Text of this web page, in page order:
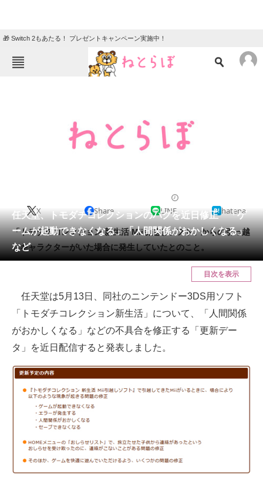
🎁 Switch 2もあたる！ プレゼントキャンペーン実施中！
クイズ
地域
会員記事
メディア
注目記事を集めた総合ページ
スマホと通信の最新トレンド
好きが集まる 比べて選べる
ビジネスと働き方のヒント
AI活用のいまが分かる
企業ITのトレンドを詳説
経営リーダーのコミュニティ
任天堂、トモダチコレクションのバグを近日修正 「ゲ
ームが起動できなくなる」「人間関係がおかしくなる」
など
X Share LINE hatena
「トモダチコレクション 新生活 Mii引越しソフト」からの引っ越
しキャラクターがいた場合に発生していたとのこと。
目次を表示
任天堂は5月13日、同社のニンテンドー3DS用ソフト
「トモダチコレクション新生活」について、「人間関係
がおかしくなる」などの不具合を修正する「更新デー
タ」を近日配信すると発表しました。